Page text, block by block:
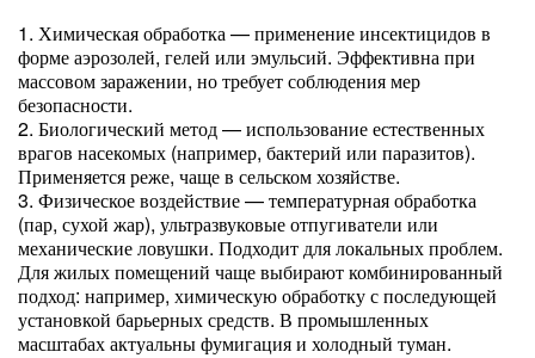
1. Химическая обработка — применение инсектицидов в
форме аэрозолей, гелей или эмульсий. Эффективна при
массовом заражении, но требует соблюдения мер
безопасности.
2. Биологический метод — использование естественных
врагов насекомых (например, бактерий или паразитов).
Применяется реже, чаще в сельском хозяйстве.
3. Физическое воздействие — температурная обработка
(пар, сухой жар), ультразвуковые отпугиватели или
механические ловушки. Подходит для локальных проблем.
Для жилых помещений чаще выбирают комбинированный
подход: например, химическую обработку с последующей
установкой барьерных средств. В промышленных
масштабах актуальны фумигация и холодный туман.